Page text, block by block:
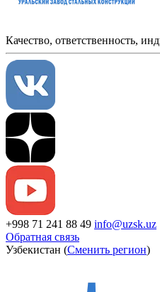
Качество, ответственность,
+998 71 241 88 49 info@uzsk.uz
Обратная связь
Узбекистан (Сменить регион)